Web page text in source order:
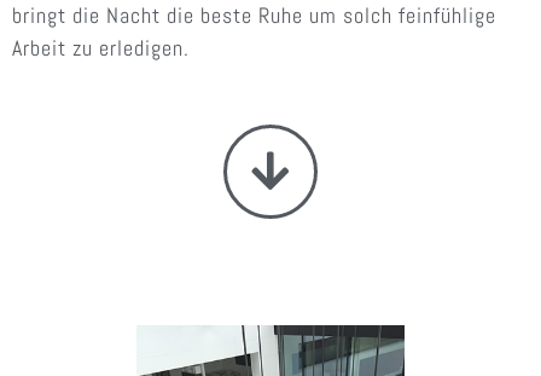
bringt die Nacht die beste Ruhe um solch feinfühlige
Arbeit zu erledigen.